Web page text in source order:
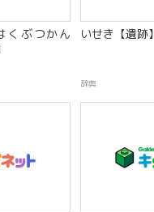
くぶつかん
いせき【遺跡】
辞典